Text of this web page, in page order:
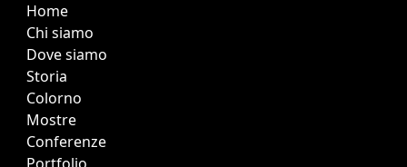
Home
Chi siamo
Dove siamo
Storia
Colorno
Mostre
Conferenze